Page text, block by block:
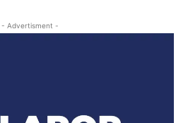
- Advertisment -